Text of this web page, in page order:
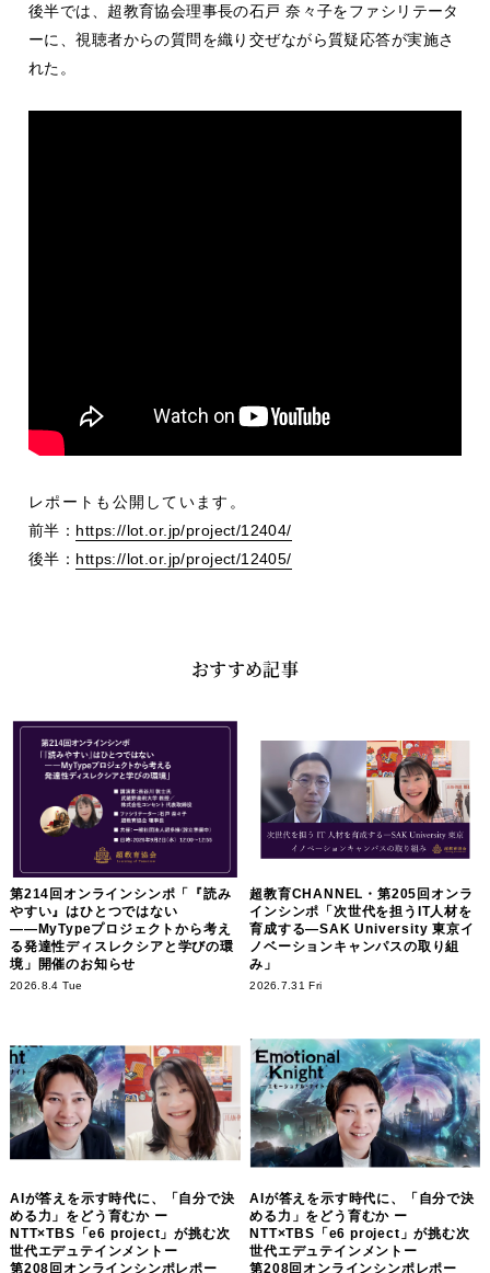
後半では、超教育協会理事長の石戸 奈々子をファシリテータ
ーに、視聴者からの質問を織り交ぜながら質疑応答が実施さ
れた。
レポートも公開しています。
前半： https://lot.or.jp/project/12404/
後半： https://lot.or.jp/project/12405/
おすすめ記事
第214回オンラインシンポ「『読み
やすい』はひとつではない
――MyTypeプロジェクトから考え
る発達性ディスレクシアと学びの環
境」開催のお知らせ
2026.8.4 Tue
超教育CHANNEL・第205回オンラ
インシンポ「次世代を担うIT人材を
育成する―SAK University 東京イ
ノベーションキャンパスの取り組
み」
2026.7.31 Fri
AIが答えを示す時代に、「自分で決
める力」をどう育むか ー
NTT×TBS「e6 project」が挑む次
世代エデュテインメントー
第208回オンラインシンポレポー
AIが答えを示す時代に、「自分で決
める力」をどう育むか ー
NTT×TBS「e6 project」が挑む次
世代エデュテインメントー
第208回オンラインシンポレポー